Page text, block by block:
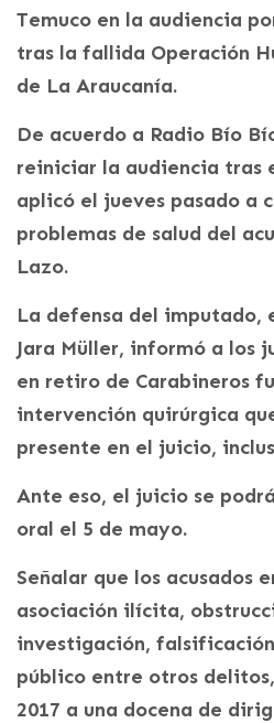
Temuco en la audiencia
tras la fallida Operación
de La Araucanía.
De acuerdo a Radio Bío
reiniciar la audiencia tras
aplicó el jueves pasado a
problemas de salud del
Lazo.
La defensa del imputado,
Jara Müller, informó a los
en retiro de Carabineros
intervención quirúrgica
presente en el juicio,
Ante eso, el juicio se
oral el 5 de mayo.
Señalar que los acusados
asociación ilícita,
investigación,
público entre otros
2017 a una docena de